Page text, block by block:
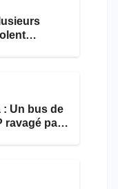
: Un bus de
ravagé par